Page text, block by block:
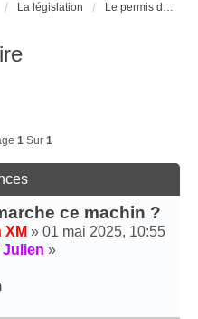
La législation Le permis de conduire
1Sur 1
ce machin ?
» 01 mai 2025, 10:55
Julien »